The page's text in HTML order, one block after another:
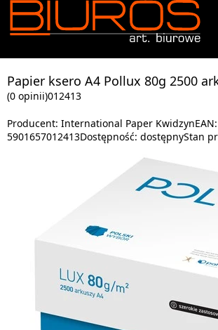
Papier ksero A4 Pollux 80g 2500
(0 opinii)012413
Producent: International Paper KwidzynEAN:
5901657012413Dostępność: dostępnyStan